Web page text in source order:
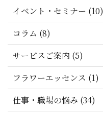
イベント・セミナー (10)
コラム (8)
サービスご案内 (5)
フラワーエッセンス (1)
仕事・職場の悩み (34)